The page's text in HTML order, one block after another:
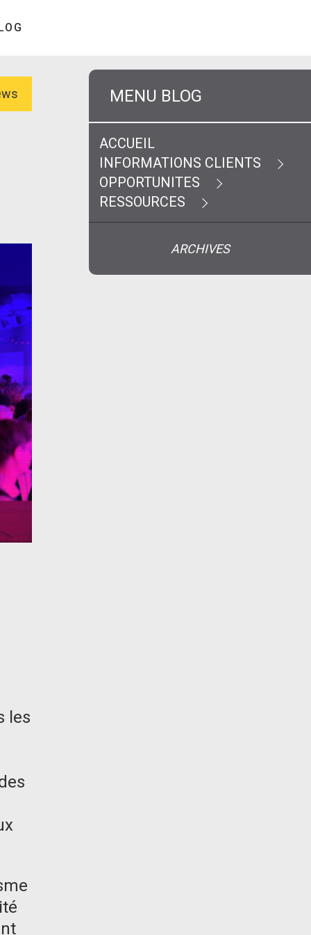
MENU BLOG
ACCUEIL
INFORMATIONS CLIENTS
OPPORTUNITES
RESSOURCES
ARCHIVES
les